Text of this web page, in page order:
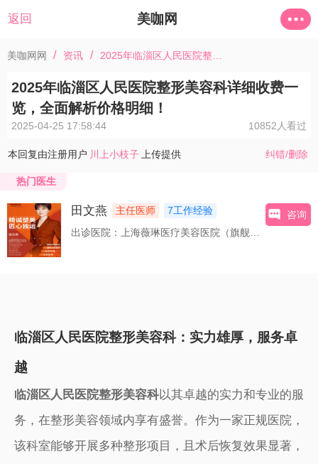
返回 美咖网
美咖网网 / 资讯 /
2025年临淄区人民医院整形美容科详细收费一
览，全面解析价格明细！
2025-04-25 17:58:44 10852人看过
本回复由注册用户 川上小枝子 上传提供 纠错/删除
热门医生
田文燕 主任医师
7工作经验
咨询
临淄区人民医院整形美容科：实力雄厚，服务卓
越
临淄区人民医院整形美容科以其卓越的实力和专业的服
务，在整形美容领域内享有盛誉。作为一家正规医院，
该科室能够开展多种整形项目，且术后恢复效果显著，